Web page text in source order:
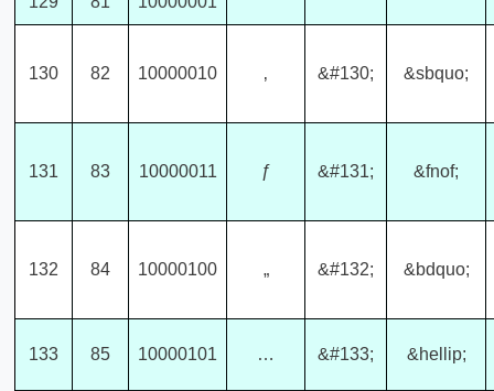
130 82 10000010 ‚ &#130; &sbquo;
131 83 10000011 ƒ &#131; &fnof;
132 84 10000100 „ &#132; &bdquo;
133 85 10000101 … &#133; &hellip;